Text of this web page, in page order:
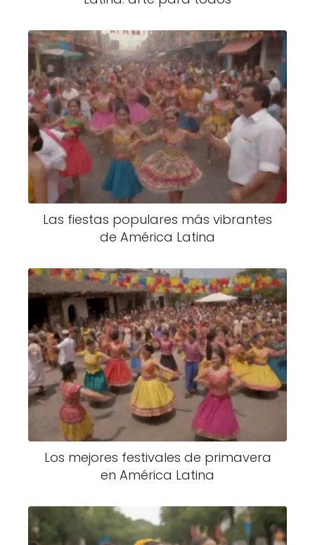
Las fiestas populares más vibrantes
de América Latina
Los mejores festivales de primavera
en América Latina